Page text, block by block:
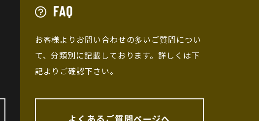
お客様よりお問い合わせの多いご質問につい
て、分類別に記載しております。詳しくは下
記よりご確認下さい。